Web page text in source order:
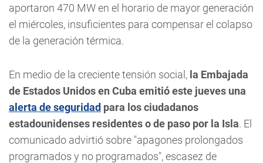
aportaron 470 MW en el horario de mayor generación
el miércoles, insuficientes para compensar el colapso
de la generación térmica.
En medio de la creciente tensión social, la Embajada
de Estados Unidos en Cuba emitió este jueves una
alerta de seguridad para los ciudadanos
estadounidenses residentes o de paso por la Isla. El
comunicado advirtió sobre "apagones prolongados
programados y no programados", escasez de